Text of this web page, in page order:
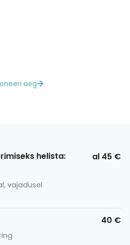
aeg
helista:
vajadusel
al 45 €
40 €